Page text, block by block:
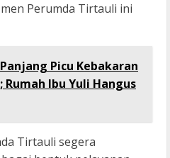
Perumda Tirtauli ini
Picu Kebakaran
Ibu Yuli Hangus
Tirtauli segera